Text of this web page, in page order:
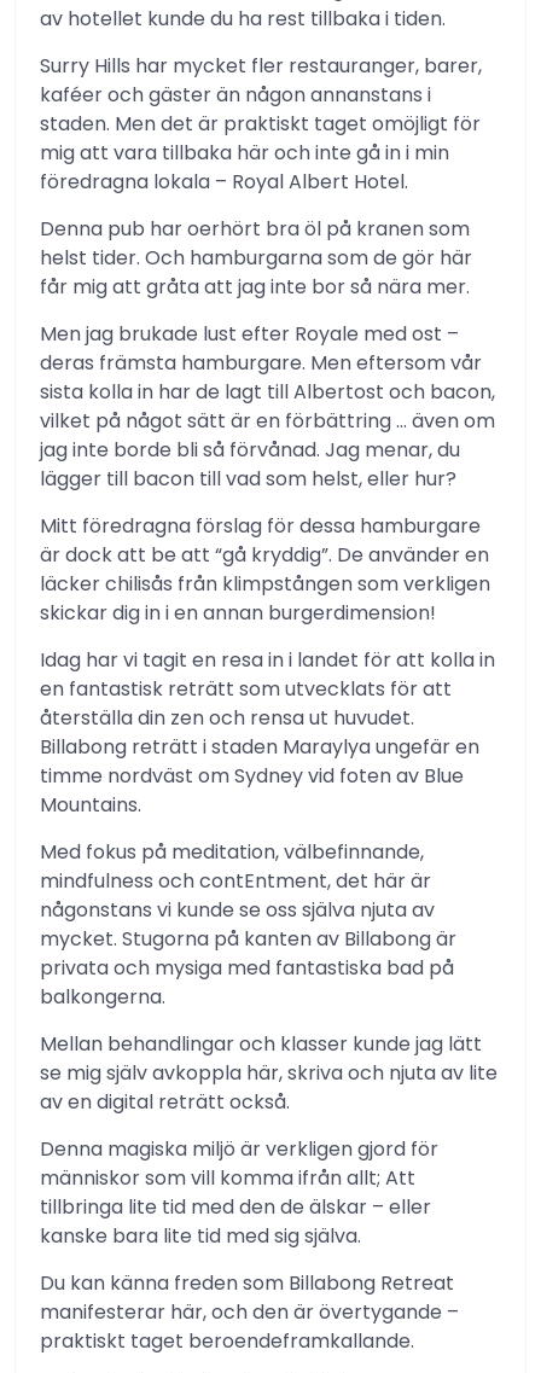
av hotellet kunde du ha rest tillbaka i tiden.
Surry Hills har mycket fler restauranger, barer,
kaféer och gäster än någon annanstans i
staden. Men det är praktiskt taget omöjligt för
mig att vara tillbaka här och inte gå in i min
föredragna lokala – Royal Albert Hotel.
Denna pub har oerhört bra öl på kranen som
helst tider. Och hamburgarna som de gör här
får mig att gråta att jag inte bor så nära mer.
Men jag brukade lust efter Royale med ost –
deras främsta hamburgare. Men eftersom vår
sista kolla in har de lagt till Albertost och bacon,
vilket på något sätt är en förbättring … även om
jag inte borde bli så förvånad. Jag menar, du
lägger till bacon till vad som helst, eller hur?
Mitt föredragna förslag för dessa hamburgare
är dock att be att “gå kryddig”. De använder en
läcker chilisås från klimpstången som verkligen
skickar dig in i en annan burgerdimension!
Idag har vi tagit en resa in i landet för att kolla in
en fantastisk reträtt som utvecklats för att
återställa din zen och rensa ut huvudet.
Billabong reträtt i staden Maraylya ungefär en
timme nordväst om Sydney vid foten av Blue
Mountains.
Med fokus på meditation, välbefinnande,
mindfulness och contEntment, det här är
någonstans vi kunde se oss själva njuta av
mycket. Stugorna på kanten av Billabong är
privata och mysiga med fantastiska bad på
balkongerna.
Mellan behandlingar och klasser kunde jag lätt
se mig själv avkoppla här, skriva och njuta av lite
av en digital reträtt också.
Denna magiska miljö är verkligen gjord för
människor som vill komma ifrån allt; Att
tillbringa lite tid med den de älskar – eller
kanske bara lite tid med sig själva.
Du kan känna freden som Billabong Retreat
manifesterar här, och den är övertygande –
praktiskt taget beroendeframkallande.